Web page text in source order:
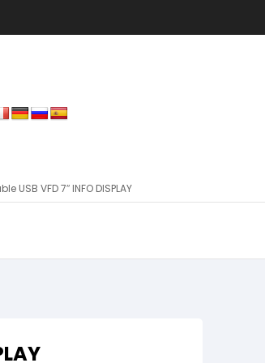
USB VFD 7″ INFO DISPLAY